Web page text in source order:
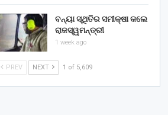
ବନ୍ୟା ସ୍ଥିତିର ସମୀକ୍ଷା କଲେ
ରାଜସ୍ୱମନ୍ତ୍ରୀ
1 week ago
PREV NEXT 1 of 5,609